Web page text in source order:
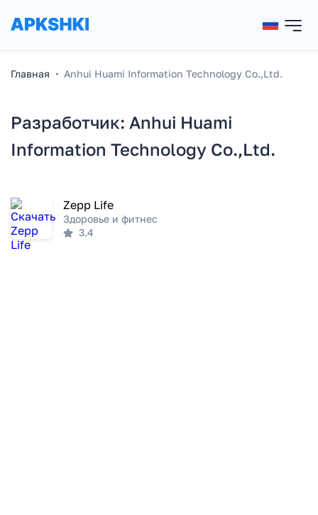
Главная Anhui Huami Information Technology Co.,Ltd.
Разработчик: Anhui Huami
Information Technology Co.,Ltd.
Zepp Life
Здоровье и фитнес
3.4